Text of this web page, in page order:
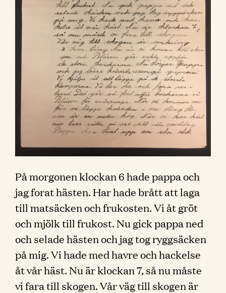
På morgonen klockan 6 hade pappa och
jag forat hästen. Har hade brått att laga
till matsäcken och frukosten. Vi åt gröt
och mjölk till frukost. Nu gick pappa ned
och selade hästen och jag tog ryggsäcken
på mig. Vi hade med havre och hackelse
åt vår häst. Nu är klockan 7, så nu måste
vi fara till skogen. Vår väg till skogen är